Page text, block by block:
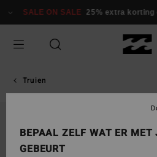
naar
SALE ON SALE 25% extra
Truien
BEPAAL ZELF WAT ER MET
GEBEURT